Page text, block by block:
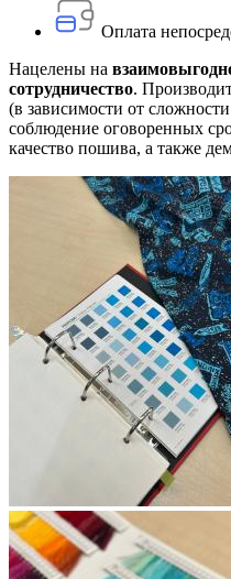
Оплата
Нацелены на
сотрудничество.
(в зависимости от
соблюдение оговоренных
качество пошива, а также